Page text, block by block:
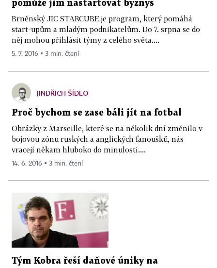
pomůže jim nastartovat byznys
Brněnský JIC STARCUBE je program, který pomáhá
start-upům a mladým podnikatelům. Do 7. srpna se do
něj mohou přihlásit týmy z celého světa....
5. 7. 2016 ▪ 3 min. čtení
JINDŘICH ŠÍDLO
Proč bychom se zase báli jít na fotbal
Obrázky z Marseille, které se na několik dní změnilo v
bojovou zónu ruských a anglických fanoušků, nás
vracejí někam hluboko do minulosti....
14. 6. 2016 ▪ 3 min. čtení
Tým Kobra řeší daňové úniky na